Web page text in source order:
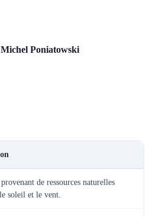
Michel Poniatowski
de ressources naturelles
soleil et le vent.